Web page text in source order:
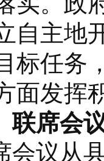
自主地
标任务
面发挥
联席会
会议从